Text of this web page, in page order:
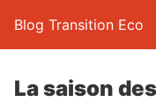
Blog Transition Eco
La saison